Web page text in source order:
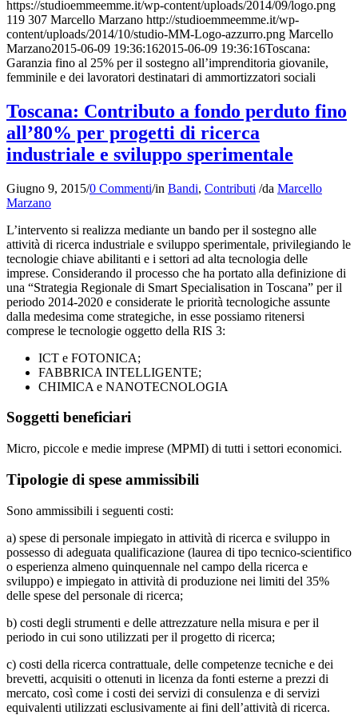
https://studioemmeemme.it/wp-content/uploads/2014/09/logo.png
119 307 Marcello Marzano http://studioemmeemme.it/wp-
content/uploads/2014/10/studio-MM-Logo-azzurro.png Marcello
Marzano2015-06-09 19:36:162015-06-09 19:36:16Toscana:
Garanzia fino al 25% per il sostegno all’imprenditoria giovanile,
femminile e dei lavoratori destinatari di ammortizzatori sociali
Toscana: Contributo a fondo perduto fino
all’80% per progetti di ricerca
industriale e sviluppo sperimentale
Giugno 9, 2015/0 Commenti/in Bandi, Contributi /da Marcello
Marzano
L’intervento si realizza mediante un bando per il sostegno alle
attività di ricerca industriale e sviluppo sperimentale, privilegiando le
tecnologie chiave abilitanti e i settori ad alta tecnologia delle
imprese. Considerando il processo che ha portato alla definizione di
una “Strategia Regionale di Smart Specialisation in Toscana” per il
periodo 2014-2020 e considerate le priorità tecnologiche assunte
dalla medesima come strategiche, in esse possiamo ritenersi
comprese le tecnologie oggetto della RIS 3:
ICT e FOTONICA;
FABBRICA INTELLIGENTE;
CHIMICA e NANOTECNOLOGIA
Soggetti beneficiari
Micro, piccole e medie imprese (MPMI) di tutti i settori economici.
Tipologie di spese ammissibili
Sono ammissibili i seguenti costi:
a) spese di personale impiegato in attività di ricerca e sviluppo in
possesso di adeguata qualificazione (laurea di tipo tecnico-scientifico
o esperienza almeno quinquennale nel campo della ricerca e
sviluppo) e impiegato in attività di produzione nei limiti del 35%
delle spese del personale di ricerca;
b) costi degli strumenti e delle attrezzature nella misura e per il
periodo in cui sono utilizzati per il progetto di ricerca;
c) costi della ricerca contrattuale, delle competenze tecniche e dei
brevetti, acquisiti o ottenuti in licenza da fonti esterne a prezzi di
mercato, così come i costi dei servizi di consulenza e di servizi
equivalenti utilizzati esclusivamente ai fini dell’attività di ricerca.